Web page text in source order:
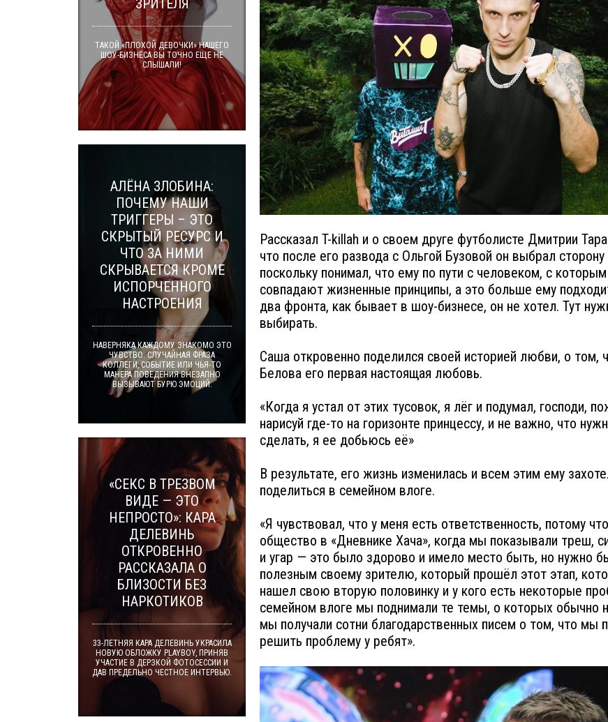
Рассказал T-killah и о своем друге футболисте Дмитрии
что после его развода с Ольгой Бузовой он выбрал сторону
поскольку понимал, что ему по пути с человеком, с которым
совпадают жизненные принципы, а это больше ему
два фронта, как бывает в шоу-бизнесе, он не хотел. Тут
выбирать.
Саша откровенно поделился своей историей любви, о том,
Белова его первая настоящая любовь.
«Когда я устал от этих тусовок, я лёг и подумал, господи,
нарисуй где-то на горизонте принцессу, и не важно, что
сделать, я ее добьюсь её»
В результате, его жизнь изменилась и всем этим ему
поделиться в семейном влоге.
«Я чувствовал, что у меня есть ответственность, потому
общество в «Дневнике Хача», когда мы показывали треш,
и угар — это было здорово и имело место быть, но нужно
полезным своему зрителю, который прошёл этот этап,
нашел свою вторую половинку и у кого есть некоторые
семейном влоге мы поднимали те темы, о которых обычно
мы получали сотни благодарственных писем о том, что мы
решить проблему у ребят».
ЗРИТЕЛЯ
ТАКОЙ «ПЛОХОЙ ДЕВОЧКИ» НАШЕГО
ШОУ-БИЗНЕСА ВЫ ТОЧНО ЕЩЕ НЕ
СЛЫШАЛИ!
АЛЁНА ЗЛОБИНА:
ПОЧЕМУ НАШИ
ТРИГГЕРЫ – ЭТО
СКРЫТЫЙ РЕСУРС И
ЧТО ЗА НИМИ
СКРЫВАЕТСЯ КРОМЕ
ИСПОРЧЕННОГО
НАСТРОЕНИЯ
НАВЕРНЯКА КАЖДОМУ ЗНАКОМО ЭТО
ЧУВСТВО: СЛУЧАЙНАЯ ФРАЗА
КОЛЛЕГИ, СОБЫТИЕ ИЛИ ЧЬЯ-ТО
МАНЕРА ПОВЕДЕНИЯ ВНЕЗАПНО
ВЫЗЫВАЮТ БУРЮ ЭМОЦИЙ.
«СЕКС В ТРЕЗВОМ
ВИДЕ — ЭТО
НЕПРОСТО»: КАРА
ДЕЛЕВИНЬ
ОТКРОВЕННО
РАССКАЗАЛА О
БЛИЗОСТИ БЕЗ
НАРКОТИКОВ
33-ЛЕТНЯЯ КАРА ДЕЛЕВИНЬ УКРАСИЛА
НОВУЮ ОБЛОЖКУ PLAYBOY, ПРИНЯВ
УЧАСТИЕ В ДЕРЗКОЙ ФОТОСЕССИИ И
ДАВ ПРЕДЕЛЬНО ЧЕСТНОЕ ИНТЕРВЬЮ.